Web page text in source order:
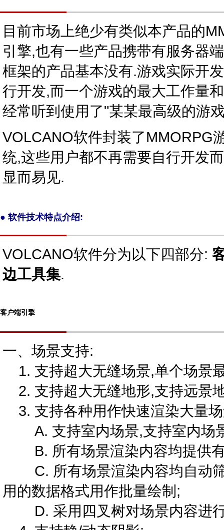
目前市场上绝少有类似本产品的
引擎,也有一些产品携带有服务器
框架的产品基本没有.游戏实际开
行开发,而一个游戏的最大工作量
经常听到使用了"某某最高级的游
VOLCANO软件封装了MMORPG
统,这些用户都不再需要自行开发
显而易见.
● 软件技术特点介绍:
VOLCANO软件分为以下四部分:
边工具集.
客户端引擎
一、场景支持:
1. 支持超大无缝场景,单个场景
2. 支持超大无缝地形,支持远景
3. 支持各种用作快速渲染大量
A. 支持室内场景,支持室内场
B. 所有场景渲染内容均提供有
C. 所有场景渲染内容均自动筛
用的数据格式用作批量绘制;
D. 采用四叉树对场景内容进